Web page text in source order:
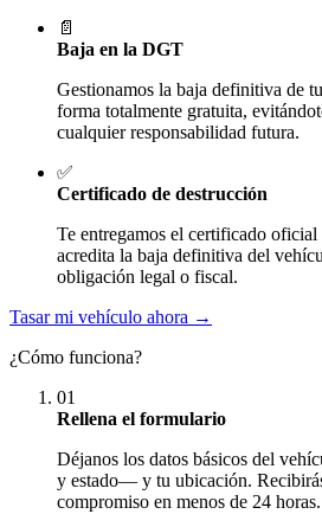
📄
Baja en la DGT
Gestionamos la baja definitiva de
forma totalmente gratuita,
cualquier responsabilidad futura.
✅
Certificado de destrucción
Te entregamos el certificado
acredita la baja definitiva del
obligación legal o fiscal.
Tasar mi vehículo ahora →
¿Cómo funciona?
01
Rellena el formulario
Déjanos los datos básicos del
y estado— y tu ubicación.
compromiso en menos de 24 horas.